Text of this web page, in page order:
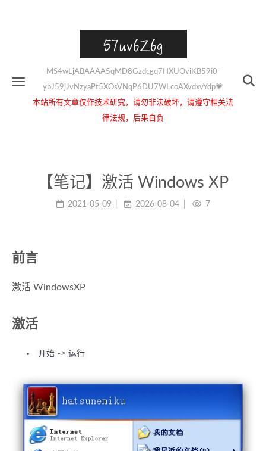
57uv6Z6g
MS4wLjABAAAA5qMD8Gzdcgq7HXUOviKB59i0-
ybJ59jJvNzyaPt5XOsVNqP6DU7WLcoAXvdxvYdp💗
本站所有文章仅作技术研究，请勿非法破坏，请遵守相关法
律法规，后果自负
【笔记】激活 Windows XP
2021-05-09 2026-08-04 7
前言
激活 WindowsXP
激活
开始 -> 运行